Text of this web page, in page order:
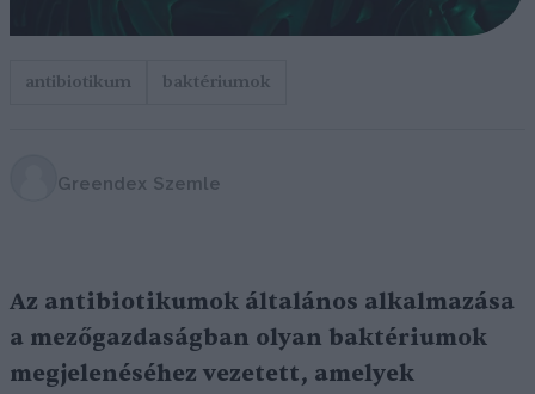
antibiotikum baktériumok
Greendex Szemle
Az antibiotikumok általános alkalmazása
a mezőgazdaságban olyan baktériumok
megjelenéséhez vezetett, amelyek